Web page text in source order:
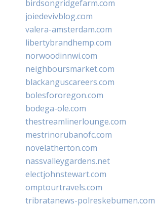
birdsongridgefarm.com
joiedevivblog.com
valera-amsterdam.com
libertybrandhemp.com
norwoodinnwi.com
neighboursmarket.com
blackanguscareers.com
bolesfororegon.com
bodega-ole.com
thestreamlinerlounge.com
mestrinorubanofc.com
novelatherton.com
nassvalleygardens.net
electjohnstewart.com
omptourtravels.com
tribratanews-polreskebumen.com